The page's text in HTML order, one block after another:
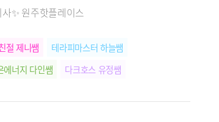
✨ 원주핫플레이스
절 제니쌤
테라피마스터 하늘쌤
에너지 다인쌤
다크호스 유정쌤